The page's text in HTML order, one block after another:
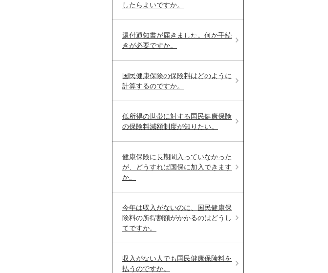
したらよいですか。
還付通知書が届きました。何か手続
きが必要ですか。
国民健康保険の保険料はどのように
計算するのですか。
低所得の世帯に対する国民健康保険
の保険料減額制度が知りたい。
健康保険に長期間入っていなかった
が、どうすれば国保に加入できます
か。
今年は収入がないのに、国民健康保
険料の所得割額がかかるのはどうし
てですか。
収入がない人でも国民健康保険料を
払うのですか。